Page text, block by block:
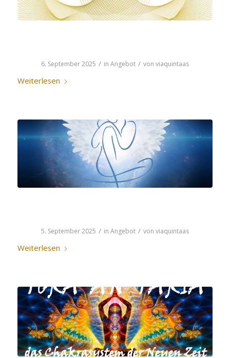
6. September 2025 / in Angebot / von viaquintaas
Weiterlesen
5. September 2025 / in Angebot / von viaquintaas
Weiterlesen